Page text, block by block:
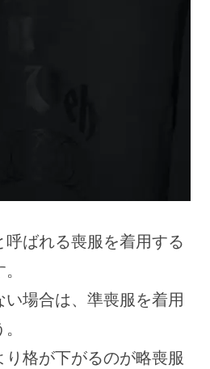
ばれる喪服を着用する
場合は、準喪服を着用
格が下がるのが略喪服